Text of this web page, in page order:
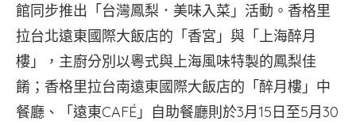
館同步推出「台灣鳳梨．美味入菜」活動。香格里
拉台北遠東國際大飯店的「香宮」與「上海醉月
樓」，主廚分別以粵式與上海風味特製的鳳梨佳
餚；香格里拉台南遠東國際大飯店的「醉月樓」中
餐廳、「遠東CAFÉ」自助餐廳則於3月15日至5月30